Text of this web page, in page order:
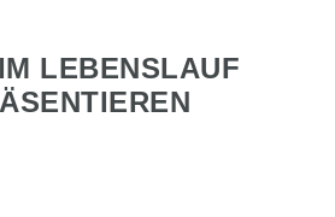
LEBENSLAUF